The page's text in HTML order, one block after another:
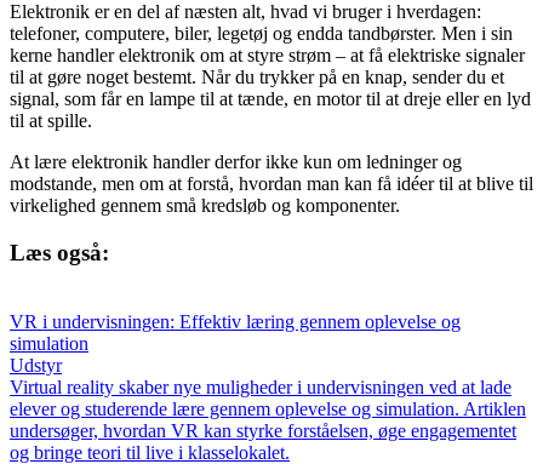
Elektronik er en del af næsten alt, hvad vi bruger i hverdagen:
telefoner, computere, biler, legetøj og endda tandbørster. Men i sin
kerne handler elektronik om at styre strøm – at få elektriske signaler
til at gøre noget bestemt. Når du trykker på en knap, sender du et
signal, som får en lampe til at tænde, en motor til at dreje eller en lyd
til at spille.
At lære elektronik handler derfor ikke kun om ledninger og
modstande, men om at forstå, hvordan man kan få idéer til at blive til
virkelighed gennem små kredsløb og komponenter.
Læs også:
VR i undervisningen: Effektiv læring gennem oplevelse og
simulation
Udstyr
Virtual reality skaber nye muligheder i undervisningen ved at lade
elever og studerende lære gennem oplevelse og simulation. Artiklen
undersøger, hvordan VR kan styrke forståelsen, øge engagementet
og bringe teori til live i klasselokalet.